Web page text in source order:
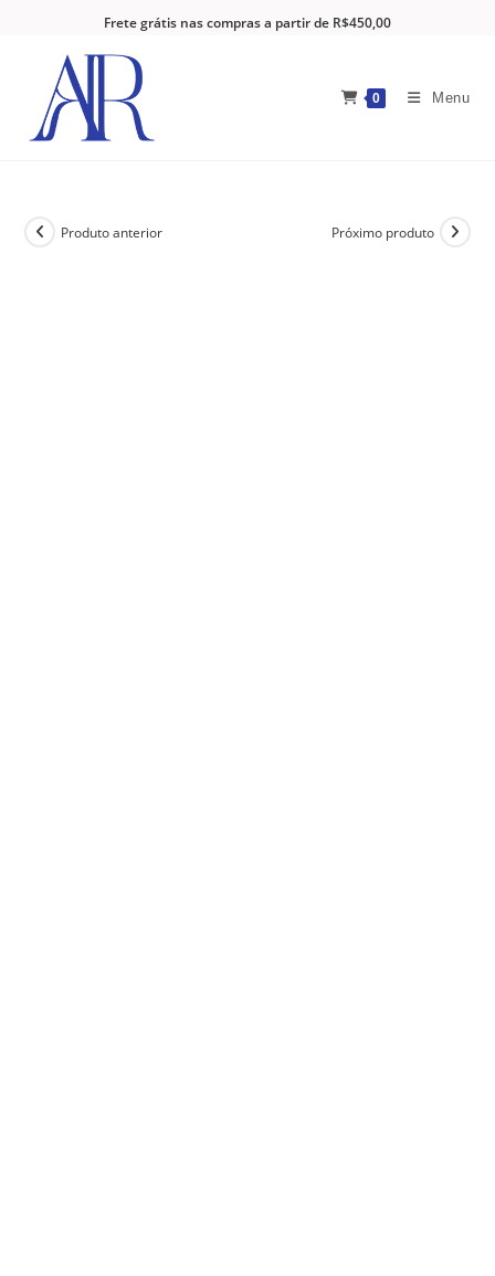
Frete grátis nas compras a partir de R$450,00
0 Menu
Produto anterior Próximo produto